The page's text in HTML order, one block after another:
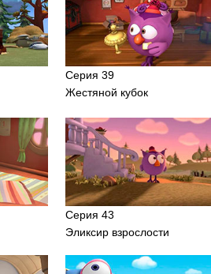
Серия 39
Жестяной кубок
Серия 43
Эликсир взрослости